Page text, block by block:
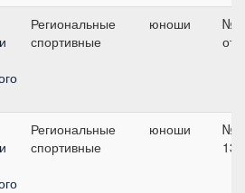
Региональные
спортивные
юноши
№2
Региональные
спортивные
юноши
№4